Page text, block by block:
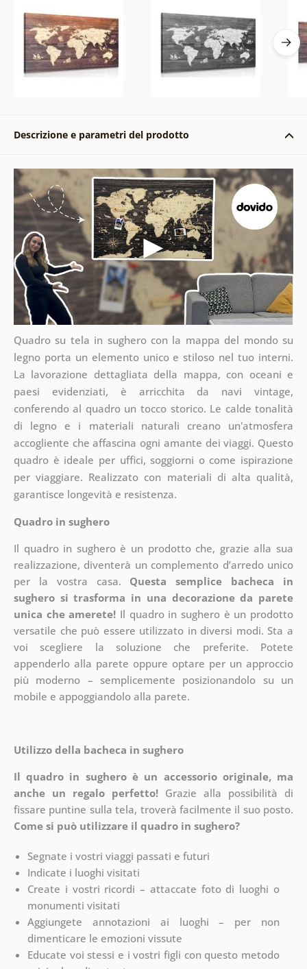
Descrizione e parametri del prodotto
Quadro su tela in sughero con la mappa del mondo su
legno porta un elemento unico e stiloso nel tuo interni.
La lavorazione dettagliata della mappa, con oceani e
paesi evidenziati, è arricchita da navi vintage,
conferendo al quadro un tocco storico. Le calde tonalità
di legno e i materiali naturali creano un'atmosfera
accogliente che affascina ogni amante dei viaggi. Questo
quadro è ideale per uffici, soggiorni o come ispirazione
per viaggiare. Realizzato con materiali di alta qualità,
garantisce longevità e resistenza.
Quadro in sughero
Il quadro in sughero è un prodotto che, grazie alla sua
realizzazione, diventerà un complemento d’arredo unico
per la vostra casa. Questa semplice bacheca in
sughero si trasforma in una decorazione da parete
unica che amerete! Il quadro in sughero è un prodotto
versatile che può essere utilizzato in diversi modi. Sta a
voi scegliere la soluzione che preferite. Potete
appenderlo alla parete oppure optare per un approccio
più moderno – semplicemente posizionandolo su un
mobile e appoggiandolo alla parete.
Utilizzo della bacheca in sughero
Il quadro in sughero è un accessorio originale, ma
anche un regalo perfetto! Grazie alla possibilità di
fissare puntine sulla tela, troverà facilmente il suo posto.
Come si può utilizzare il quadro in sughero?
Segnate i vostri viaggi passati e futuri
Indicate i luoghi visitati
Create i vostri ricordi – attaccate foto di luoghi o
monumenti visitati
Aggiungete annotazioni ai luoghi – per non
dimenticare le emozioni vissute
Educate voi stessi e i vostri figli con questo metodo